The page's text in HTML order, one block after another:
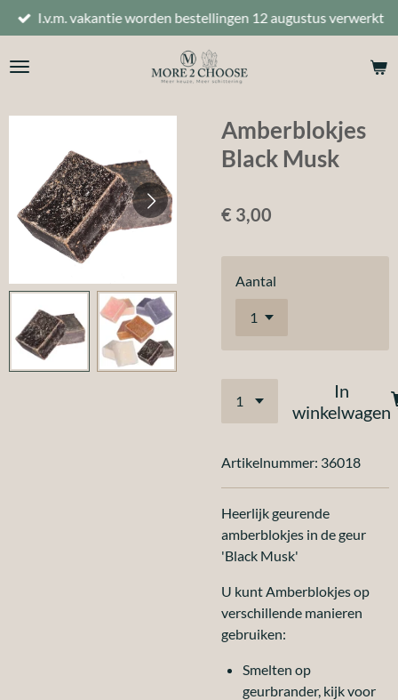
Ga
direct
naar
I.v.m. vakantie worden bestellingen 12 augustus verwerkt
Amberblokjes
Black Musk
€ 3,00
Aantal
In
winkelwagen
Artikelnummer: 36018
Heerlijk geurende
amberblokjes in de geur
'Black Musk'
U kunt Amberblokjes op
verschillende manieren
gebruiken:
Smelten op
geurbrander, kijk voor